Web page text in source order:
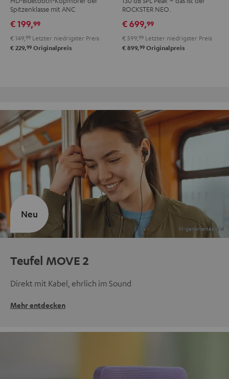
3
Black
3
White
3
Spitzenklasse mit ANC
€ 199,99
€ 149,99 Letzter niedrigster Preis
€ 229,99 Originalpreis
ROCKSTER NEO.
€ 699,99
€ 599,99 Letzter niedrigster Preis
€ 899,99 Originalpreis
Teufel MOVE 2
Direkt mit Kabel, ehrlich im Sound
Mehr entdecken
Neu